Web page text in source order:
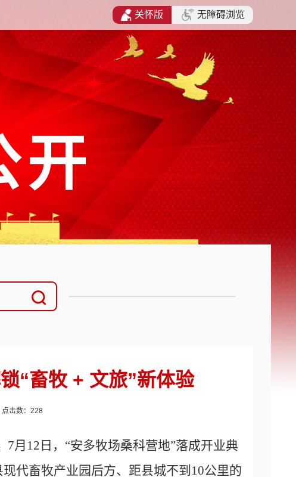
开
“畜牧 + 文旅”新体验
击数： 228
7月12日，“安多牧场桑科营地”落成开业典
代畜牧产业园后方、距县城不到10公里的
关怀版 无障碍浏览